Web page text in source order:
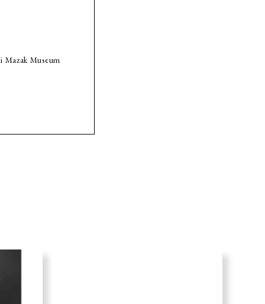
Mazak Museum